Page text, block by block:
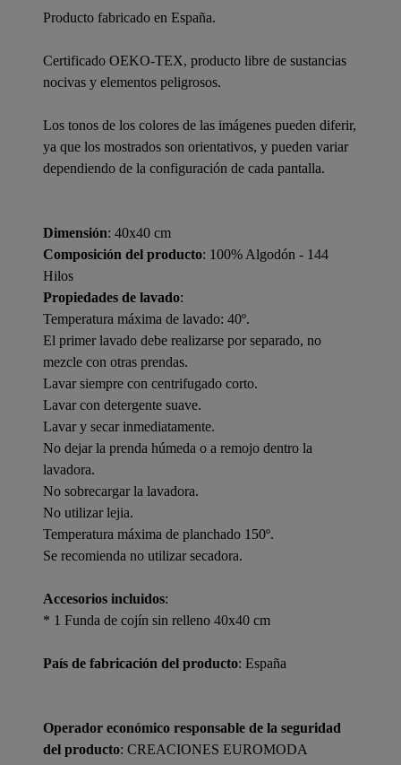
Producto fabricado en España.
Certificado OEKO-TEX, producto libre de sustancias
nocivas y elementos peligrosos.
Los tonos de los colores de las imágenes pueden diferir,
ya que los mostrados son orientativos, y pueden variar
dependiendo de la configuración de cada pantalla.
Dimensión: 40x40 cm
Composición del producto: 100% Algodón - 144
Hilos
Propiedades de lavado:
Temperatura máxima de lavado: 40º.
El primer lavado debe realizarse por separado, no
mezcle con otras prendas.
Lavar siempre con centrifugado corto.
Lavar con detergente suave.
Lavar y secar inmediatamente.
No dejar la prenda húmeda o a remojo dentro la
lavadora.
No sobrecargar la lavadora.
No utilizar lejia.
Temperatura máxima de planchado 150º.
Se recomienda no utilizar secadora.
Accesorios incluidos:
* 1 Funda de cojín sin relleno 40x40 cm
País de fabricación del producto: España
Operador económico responsable de la seguridad
del producto: CREACIONES EUROMODA